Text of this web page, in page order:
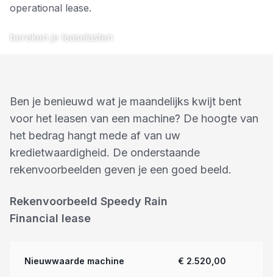
operational lease.
bereken je leaselasten
Ben je benieuwd wat je maandelijks kwijt bent
voor het leasen van een machine? De hoogte van
het bedrag hangt mede af van uw
kredietwaardigheid. De onderstaande
rekenvoorbeelden geven je een goed beeld.
Rekenvoorbeeld Speedy Rain
Financial lease
Nieuwwaarde machine € 2.520,00